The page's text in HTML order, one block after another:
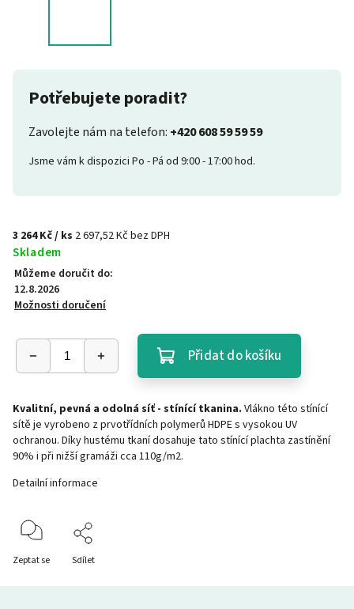
Potřebujete poradit?
Zavolejte nám na telefon: +420 608 59 59 59
Jsme vám k dispozici Po - Pá od 9:00 - 17:00 hod.
3 264 Kč/ ks 2 697,52 Kč bez DPH
Skladem
Můžeme doručit do:
12.8.2026
Možnosti doručení
Přidat do košíku
Kvalitní, pevná a odolná síť - stínící tkanina. Vlákno této stínící
sítě je vyrobeno z prvotřídních polymerů HDPE s vysokou UV
ochranou. Díky hustému tkaní dosahuje tato stínící plachta zastínění
90% i při nižší gramáži cca 110g/m2.
Detailní informace
Zeptat se Sdílet